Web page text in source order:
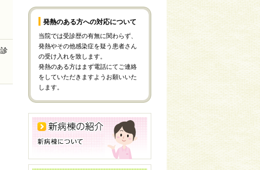
発熱のある方への対応について
当院では受診歴の有無に関わらず、
発熱やその他感染症を疑う患者さん
の受け入れを致します。
発熱のある方はまず電話にてご連絡
をしていただきますようお願いいた
します。